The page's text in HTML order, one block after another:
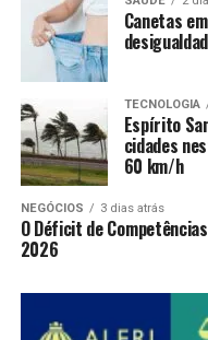
Canetas
TECNOLOGIA
Espírito
cidades
60 km/h
NEGÓCIOS 3 dias atrás
O Déficit de
2026